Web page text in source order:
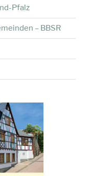
Pfalz
– BBSR